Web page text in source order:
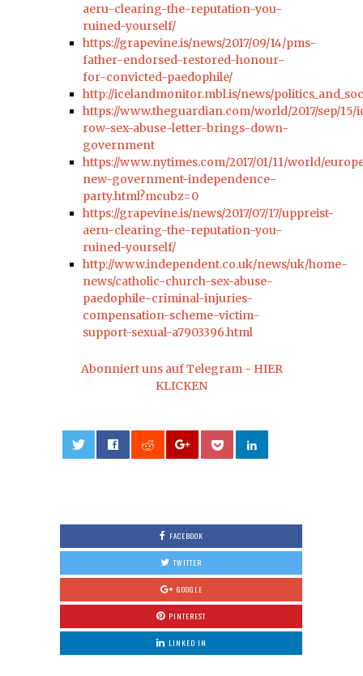
aeru-clearing-the-reputation-you-
ruined-yourself/
https://grapevine.is/news/2017/09/14/pms-
father-endorsed-restored-honour-
for-convicted-paedophile/
http://icelandmonitor.mbl.is/news/
https://www.theguardian.com/world/2017/sep/15/
row-sex-abuse-letter-brings-down-
government
https://www.nytimes.com/2017/01/11/world/
new-government-independence-
party.html?mcubz=0
https://grapevine.is/news/2017/07/17/uppreist-
aeru-clearing-the-reputation-you-
ruined-yourself/
http://www.independent.co.uk/news/uk/home-
news/catholic-church-sex-abuse-
paedophile-criminal-injuries-
compensation-scheme-victim-
support-sexual-a7903396.html
Abonniert uns auf Telegram - HIER
KLICKEN
FACEBOOK
TWITTER
GOOGLE
PINTEREST
LINKED IN